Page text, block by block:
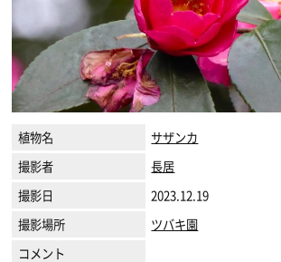
植物名
サザンカ
撮影者
長居
撮影日
2023.12.19
撮影場所
ツバキ園
コメント